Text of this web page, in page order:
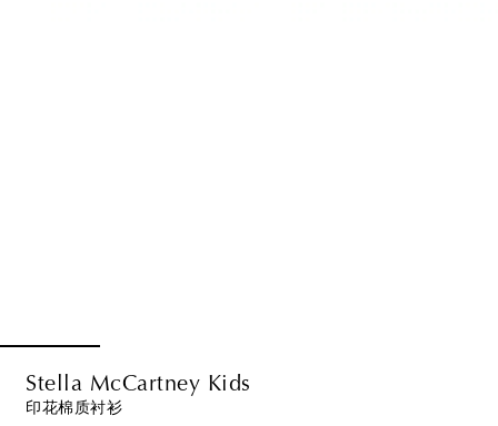
Stella McCartney Kids
印花棉质衬衫